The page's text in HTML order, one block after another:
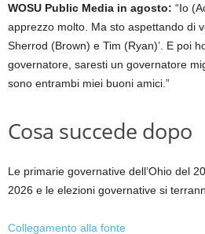
WOSU Public Media in agosto: “Io
apprezzo molto. Ma sto aspettando di
Sherrod (Brown) e Tim (Ryan)’. E poi
governatore, saresti un governatore
sono entrambi miei buoni amici.”
Cosa succede dopo
Le primarie governative dell’Ohio del
2026 e le elezioni governative si
Collegamento alla fonte